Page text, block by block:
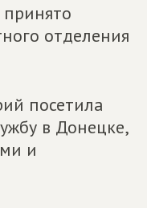
отделения
посетила
в Донецке,
и